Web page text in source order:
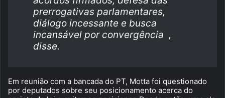
prerrogativas parlamentares,
diálogo incessante e busca
incansável por convergência ,
disse.
Em reunião com a bancada do PT, Motta foi questionado
por deputados sobre seu posicionamento acerca do